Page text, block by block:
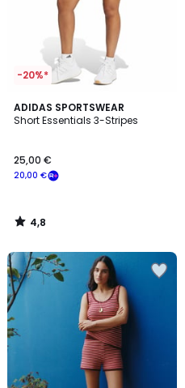
-20%*
ADIDAS SPORTSWEAR
Short Essentials 3-Stripes
20,00 €
25,00 €
4,8
/ 5
4,8
/